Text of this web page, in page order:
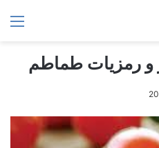
و رمزيات طماطم